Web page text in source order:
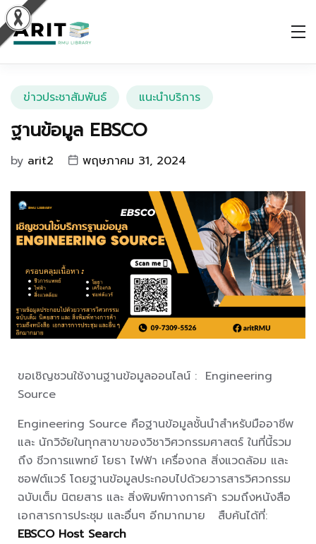
ข่าวประชาสัมพันธ์ แนะนำบริการ
ฐานข้อมูล EBSCO
by arit2 พฤษภาคม 31, 2024
ขอเชิญชวนใช้งานฐานข้อมูลออนไลน์ : Engineering
Source
Engineering Source คือฐานข้อมูลชั้นนำสำหรับมืออาชีพ
และ นักวิจัยในทุกสาขาของวิชาวิศวกรรมศาสตร์ ในที่นี้รวม
ถึง ชีวการแพทย์ โยธา ไฟฟ้า เครื่องกล สิ่งแวดล้อม และ
ซอฟต์แวร์ โดยฐานข้อมูลประกอบไปด้วยวารสารวิศวกรรม
ฉบับเต็ม นิตยสาร และ สิ่งพิมพ์ทางการค้า รวมถึงหนังสือ
เอกสารการประชุม และอื่นๆ อีกมากมาย สืบค้นได้ที่:
EBSCO Host Search